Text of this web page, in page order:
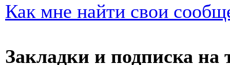
Как мне найти свои
Закладки и подписка на